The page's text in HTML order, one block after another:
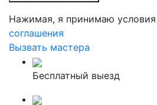
Нажимая, я принимаю условия
соглашения
Вызвать мастера
Бесплатный выезд